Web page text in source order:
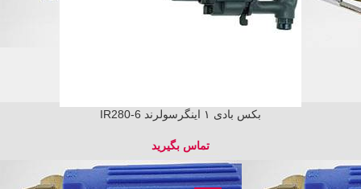
بکس بادی ۱ اینگرسولرند IR280-6